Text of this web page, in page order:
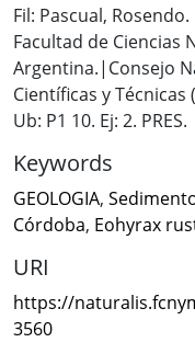
Fil: Pascual,
Facultad de Ciencias
Argentina.|Consejo
Científicas y Técnicas
Ub: P1 10. Ej: 2. PRES.
Keywords
GEOLOGIA,
Córdoba, Eohyrax
URI
https://
3560